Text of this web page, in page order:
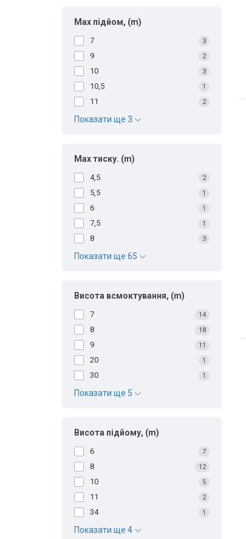
Max підйом, (m)
7 3
9 2
10 3
10,5 1
11 2
Показати ще 3
Max тиску. (m)
4,5 2
5,5 1
6 1
7,5 1
8 3
Показати ще 65
Висота всмоктування, (m)
7 14
8 18
9 11
20 1
30 1
Показати ще 5
Висота підйому, (m)
6 7
8 12
10 5
11 2
34 1
Показати ще 4